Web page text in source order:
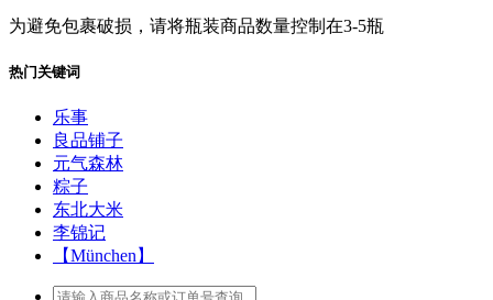
为避免包裹破损，请将瓶装商品数量控制在3-5瓶
热门关键词
乐事
良品铺子
元气森林
粽子
东北大米
李锦记
【München】